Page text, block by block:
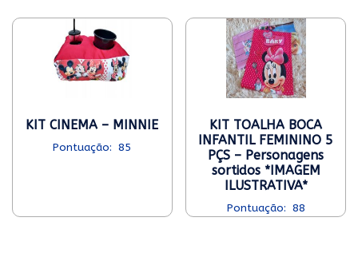
KIT CINEMA – MINNIE
85
KIT TOALHA BOCA
INFANTIL FEMININO 5
PÇS – Personagens
sortidos *IMAGEM
ILUSTRATIVA*
88